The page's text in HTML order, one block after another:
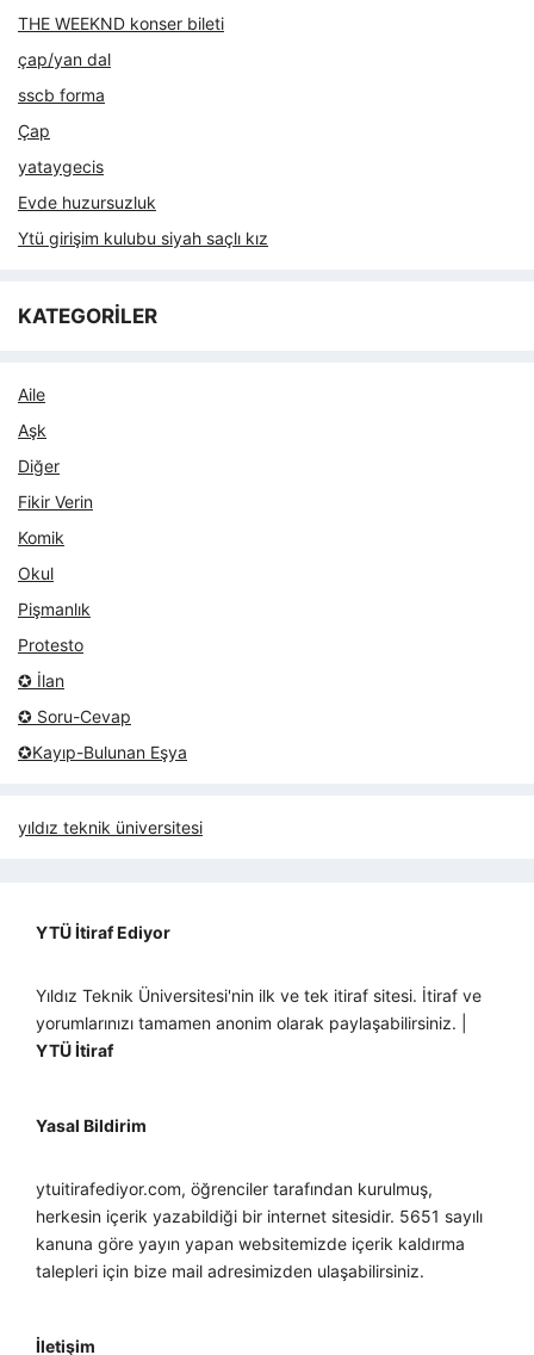
THE WEEKND konser bileti
çap/yan dal
sscb forma
Çap
yataygecis
Evde huzursuzluk
Ytü girişim kulubu siyah saçlı kız
KATEGORİLER
Aile
Aşk
Diğer
Fikir Verin
Komik
Okul
Pişmanlık
Protesto
✪ İlan
✪ Soru-Cevap
✪Kayıp-Bulunan Eşya
yıldız teknik üniversitesi
YTÜ İtiraf Ediyor
Yıldız Teknik Üniversitesi'nin ilk ve tek itiraf sitesi. İtiraf ve
yorumlarınızı tamamen anonim olarak paylaşabilirsiniz. |
YTÜ İtiraf
Yasal Bildirim
ytuitirafediyor.com, öğrenciler tarafından kurulmuş,
herkesin içerik yazabildiği bir internet sitesidir. 5651 sayılı
kanuna göre yayın yapan websitemizde içerik kaldırma
talepleri için bize mail adresimizden ulaşabilirsiniz.
İletişim